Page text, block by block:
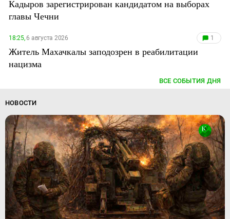
Кадыров зарегистрирован кандидатом на выборах
главы Чечни
18:25,6 августа 2026 1
Житель Махачкалы заподозрен в реабилитации
нацизма
ВСЕ СОБЫТИЯ ДНЯ
НОВОСТИ